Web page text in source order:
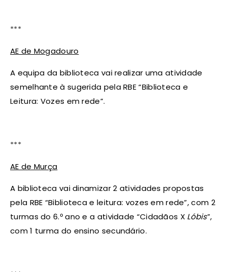
***
AE de Mogadouro
A equipa da biblioteca vai realizar uma atividade
semelhante à sugerida pela RBE “Biblioteca e
Leitura: Vozes em rede”.
***
AE de Murça
A biblioteca vai dinamizar 2 atividades propostas
pela RBE “Biblioteca e leitura: vozes em rede”, com 2
turmas do 6.º ano e a atividade “Cidadãos X Lóbis”,
com 1 turma do ensino secundário.